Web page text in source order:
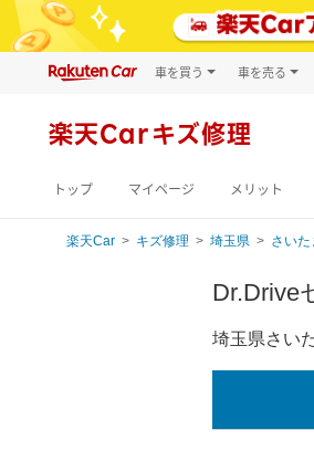
車を買う
新車
車を売る
楽天Carキズ修理
トップ マイページ メリット
楽天Car キズ修理 埼玉県 さい
Dr.Drive
埼玉県さい